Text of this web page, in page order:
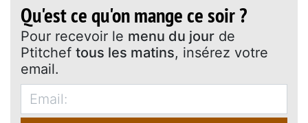
Qu'est ce qu'on mange ce soir ?
Pour recevoir le menu du jour de
Ptitchef tous les matins, insérez votre
email.